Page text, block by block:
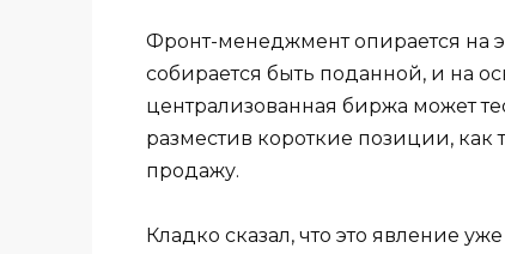
Фронт-менеджмент опирается на
собирается быть поданной, и на
централизованная биржа может
разместив короткие позиции, как
продажу.
Кладко сказал, что это явление